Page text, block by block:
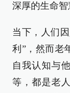
深厚的生命智
当下，人们
利”，然而老
自我认知与
等，都是老